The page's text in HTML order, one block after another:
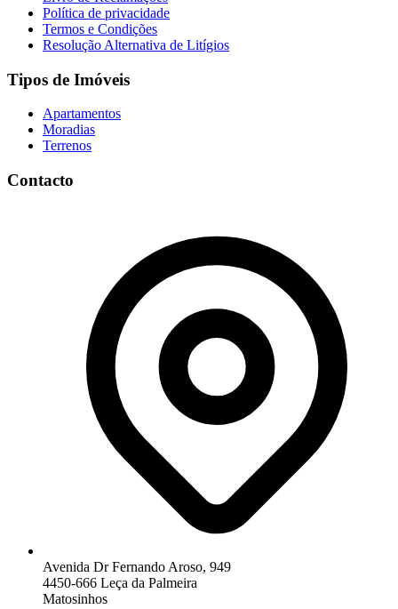
Política de privacidade
Termos e Condições
Resolução Alternativa de Litígios
Tipos de Imóveis
Apartamentos
Moradias
Terrenos
Contacto
Avenida Dr Fernando Aroso, 949
4450-666 Leça da Palmeira
Matosinhos